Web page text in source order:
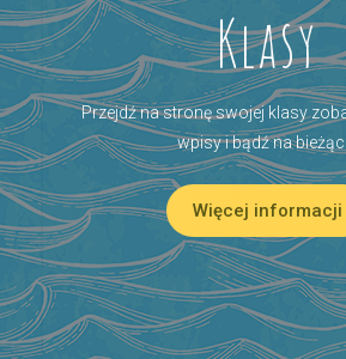
Klasy
Przejdź na stronę swojej klasy
wpisy i bądź na
Więcej informacji